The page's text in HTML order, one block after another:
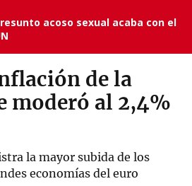
acoso sexual acaba con el
de la
moderó al 2,4%
la mayor subida de los
economías del euro